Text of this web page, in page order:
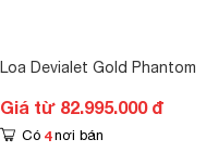
Loa Devialet Gold Phantom
Giá từ 82.995.000 đ
Có 4 nơi bán